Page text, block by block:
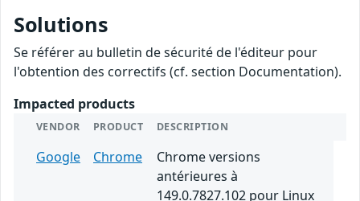
Solutions
Se référer au bulletin de sécurité de l'éditeur pour
l'obtention des correctifs (cf. section Documentation).
Impacted products
VENDOR PRODUCT DESCRIPTION
Google Chrome
Chrome versions
antérieures à
149.0.7827.102 pour Linux